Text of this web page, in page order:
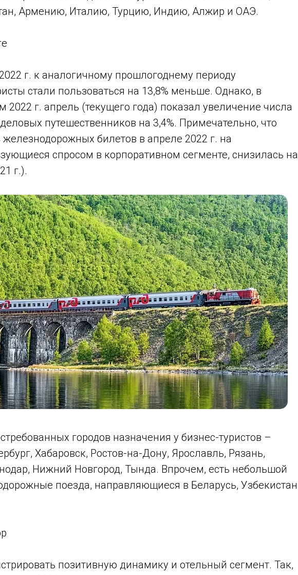
Армению, Италию, Турцию, Индию, Алжир и ОАЭ.
г. к аналогичному прошлогоднему периоду
стали пользоваться на 13,8% меньше. Однако, в
2022 г. апрель (текущего года) показал увеличение числа
путешественников на 3,4%. Примечательно, что
железнодорожных билетов в апреле 2022 г. на
спросом в корпоративном сегменте, снизилась на
г.).
городов назначения у бизнес-туристов –
Хабаровск, Ростов-на-Дону, Ярославль, Рязань,
Нижний Новгород, Тында. Впрочем, есть небольшой
поезда, направляющиеся в Беларусь, Узбекистан
позитивную динамику и отельный сегмент. Так,